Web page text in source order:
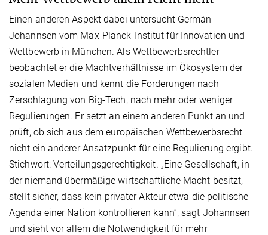
Einen anderen Aspekt dabei untersucht Germán
Johannsen vom Max-Planck-Institut für Innovation und
Wettbewerb in München. Als Wettbewerbsrechtler
beobachtet er die Machtverhältnisse im Ökosystem der
sozialen Medien und kennt die Forderungen nach
Zerschlagung von Big-Tech, nach mehr oder weniger
Regulierungen. Er setzt an einem anderen Punkt an und
prüft, ob sich aus dem europäischen Wettbewerbsrecht
nicht ein anderer Ansatzpunkt für eine Regulierung ergibt.
Stichwort: Verteilungsgerechtigkeit. „Eine Gesellschaft, in
der niemand übermäßige wirtschaftliche Macht besitzt,
stellt sicher, dass kein privater Akteur etwa die politische
Agenda einer Nation kontrollieren kann“, sagt Johannsen
und sieht vor allem die Notwendigkeit für mehr